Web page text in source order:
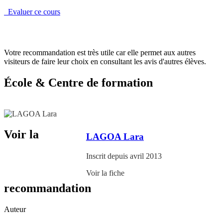
Evaluer ce cours
Votre recommandation est très utile car elle permet aux autres
visiteurs de faire leur choix en consultant les avis d'autres élèves.
École & Centre de formation
LAGOA Lara
Inscrit depuis avril 2013
Voir la fiche
Voir la
recommandation
Auteur